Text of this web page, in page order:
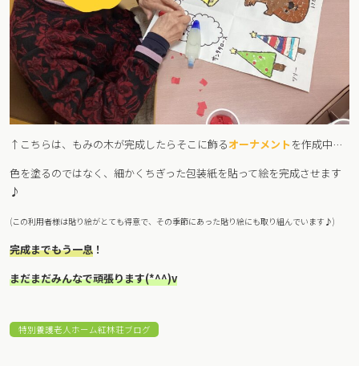
↑こちらは、もみの木が完成したらそこに飾るオーナメントを作成中…
色を塗るのではなく、細かくちぎった包装紙を貼って絵を完成させます
♪
(この利用者様は貼り絵がとても得意で、その季節にあった貼り絵にも取り組んでいます♪)
完成までもう一息 ！
まだまだみんなで頑張ります(*^^)v
特別養護老人ホーム紅林荘ブログ